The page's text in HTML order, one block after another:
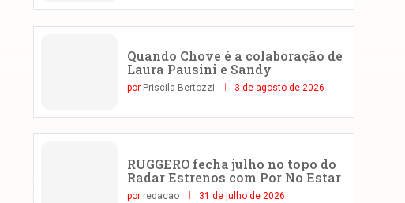
Quando Chove é a colaboração de
Laura Pausini e Sandy
por Priscila Bertozzi 3 de agosto de 2026
RUGGERO fecha julho no topo do
Radar Estrenos com Por No Estar
por redacao 31 de julho de 2026